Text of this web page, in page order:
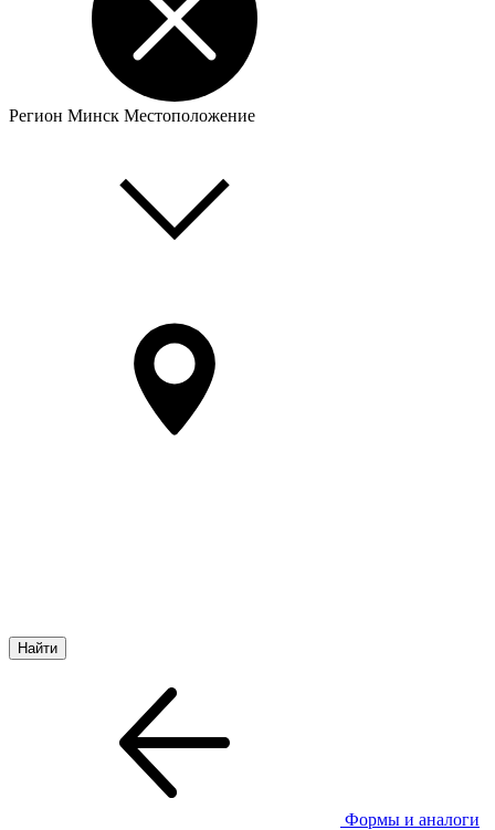
Регион Минск Местоположение
Формы и аналоги